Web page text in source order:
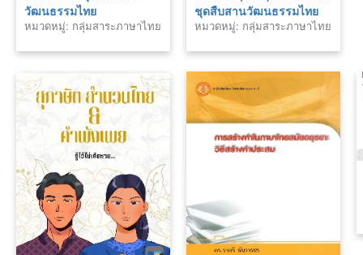
วัฒนธรรมไทย
หมวดหมู่: กลุ่มสาระภาษาไทย
ชุดสืบสานวัฒนธรรมไทย
หมวดหมู่: กลุ่มสาระภาษาไทย